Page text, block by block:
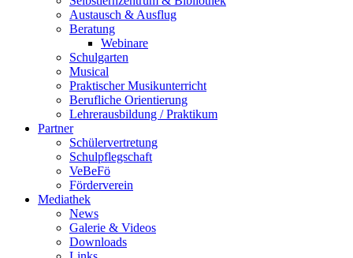
Austausch & Ausflug
Beratung
Webinare
Schulgarten
Musical
Praktischer Musikunterricht
Berufliche Orientierung
Lehrerausbildung / Praktikum
Partner
Schülervertretung
Schulpflegschaft
VeBeFö
Förderverein
Mediathek
News
Galerie & Videos
Downloads